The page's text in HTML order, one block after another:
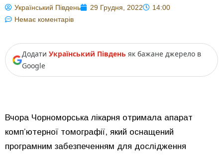
Український Південь 29 Грудня, 2022
14:00
Немає коментарів
Додати Український Південь як бажане джерело в
Google
Вчора Чорноморська лікарня отримала апарат
комп’ютерної томографії, який оснащений
програмним забезпеченням для дослідження